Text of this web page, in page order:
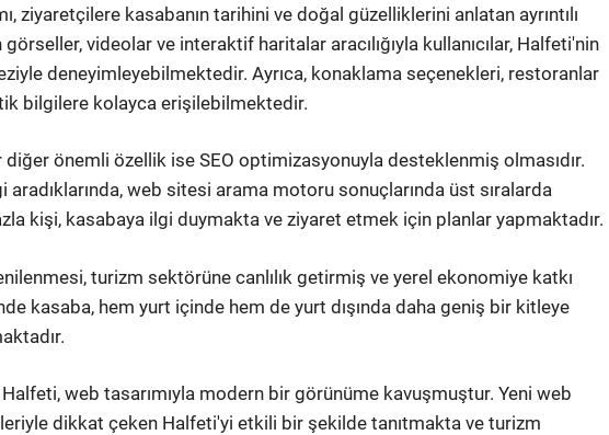
ziyaretçilere kasabanın tarihini ve doğal güzelliklerini anlatan ayrıntılı
videolar ve interaktif haritalar aracılığıyla kullanıcılar, Halfeti'nin
deneyimleyebilmektedir. Ayrıca, konaklama seçenekleri, restoranlar
bilgilere kolayca erişilebilmektedir.
önemli özellik ise SEO optimizasyonuyla desteklenmiş olmasıdır.
aradıklarında, web sitesi arama motoru sonuçlarında üst sıralarda
kişi, kasabaya ilgi duymakta ve ziyaret etmek için planlar yapmaktadır.
turizm sektörüne canlılık getirmiş ve yerel ekonomiye katkı
kasaba, hem yurt içinde hem de yurt dışında daha geniş bir kitleye
Halfeti, web tasarımıyla modern bir görünüme kavuşmuştur. Yeni web
dikkat çeken Halfeti'yi etkili bir şekilde tanıtmakta ve turizm